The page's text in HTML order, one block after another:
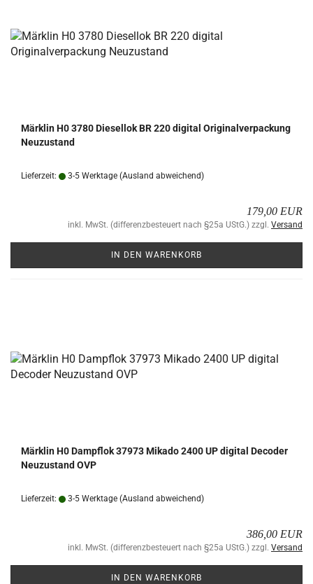
Märk­lin H0 3780 Die­sel­lok BR 220 di­gi­tal Ori­gi­nal­ver­pa­ckung
Neu­zu­stand
Lieferzeit: 3-5 Werktage (Ausland abweichend)
179,00 EUR
inkl. MwSt. (differenzbesteuert nach §25a UStG.) zzgl. Versand
IN DEN WARENKORB
Märk­lin H0 Dampf­lok 37973 Mi­ka­do 2400 UP di­gi­tal De­co­der
Neu­zu­stand OVP
Lieferzeit: 3-5 Werktage (Ausland abweichend)
386,00 EUR
inkl. MwSt. (differenzbesteuert nach §25a UStG.) zzgl. Versand
IN DEN WARENKORB